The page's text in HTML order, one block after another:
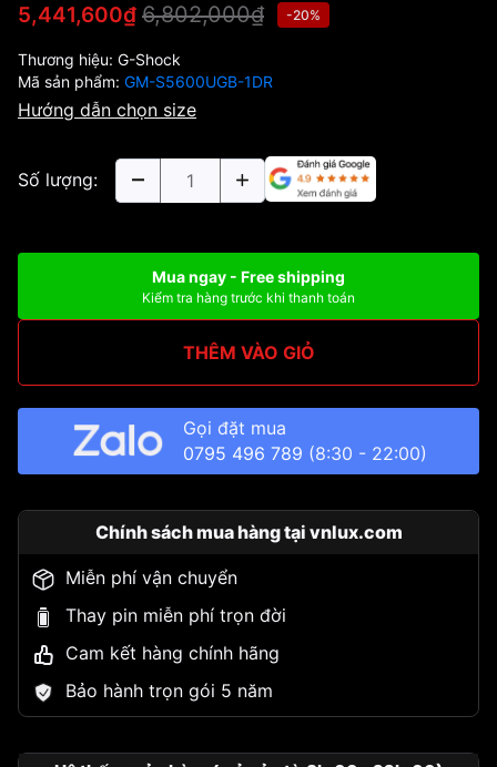
5,441,600₫ 6,802,000₫ -20%
Thương hiệu: G-Shock
Mã sản phẩm: GM-S5600UGB-1DR
Hướng dẫn chọn size
Số lượng:
Mua ngay - Free shipping
Kiểm tra hàng trước khi thanh toán
THÊM VÀO GIỎ
Gọi đặt mua
0795 496 789 (8:30 - 22:00)
Chính sách mua hàng tại vnlux.com
Miễn phí vận chuyển
Thay pin miễn phí trọn đời
Cam kết hàng chính hãng
Bảo hành trọn gói 5 năm